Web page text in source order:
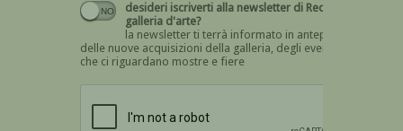
desideri iscriverti alla newsletter di Recta
galleria d'arte?
la newsletter ti terrà informato in anteprima
delle nuove acquisizioni della galleria, degli eventi
che ci riguardano mostre e fiere